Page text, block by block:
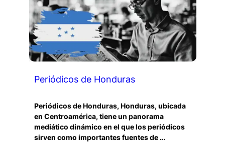
Periódicos de Honduras
Periódicos de Honduras, Honduras, ubicada
en Centroamérica, tiene un panorama
mediático dinámico en el que los periódicos
sirven como importantes fuentes de …